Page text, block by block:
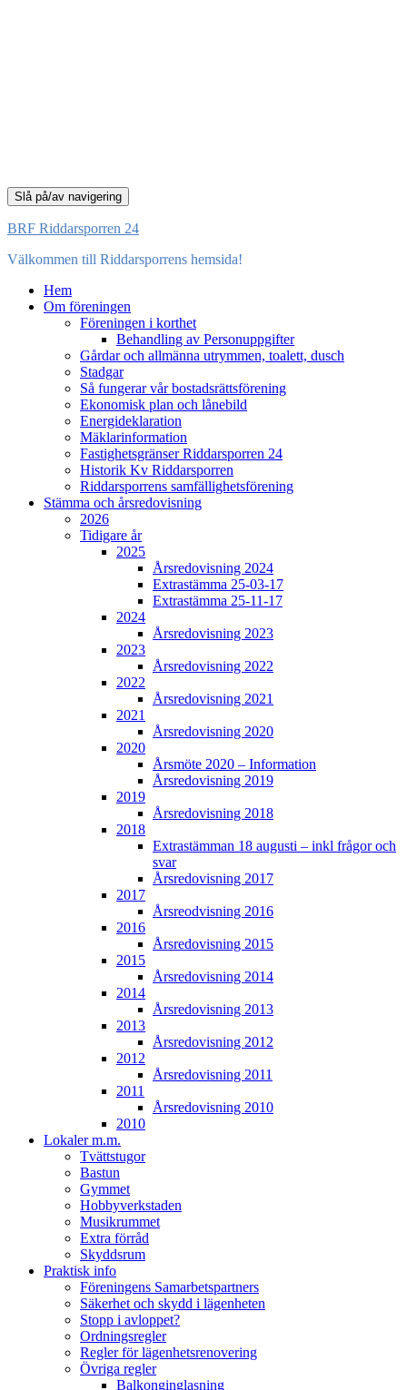
Slå på/av navigering
BRF Riddarsporren 24
Välkommen till Riddarsporrens hemsida!
Hem
Om föreningen
Föreningen i korthet
Behandling av Personuppgifter
Gårdar och allmänna utrymmen, toalett, dusch
Stadgar
Så fungerar vår bostadsrättsförening
Ekonomisk plan och lånebild
Energideklaration
Mäklarinformation
Fastighetsgränser Riddarsporren 24
Historik Kv Riddarsporren
Riddarsporrens samfällighetsförening
Stämma och årsredovisning
2026
Tidigare år
2025
Årsredovisning 2024
Extrastämma 25-03-17
Extrastämma 25-11-17
2024
Årsredovisning 2023
2023
Årsredovisning 2022
2022
Årsredovisning 2021
2021
Årsredovisning 2020
2020
Årsmöte 2020 – Information
Årsredovisning 2019
2019
Årsredovisning 2018
2018
Extrastämman 18 augusti – inkl frågor och
svar
Årsredovisning 2017
2017
Årsreodvisning 2016
2016
Årsredovisning 2015
2015
Årsredovisning 2014
2014
Årsredovisning 2013
2013
Årsredovisning 2012
2012
Årsredovisning 2011
2011
Årsredovisning 2010
2010
Lokaler m.m.
Tvättstugor
Bastun
Gymmet
Hobbyverkstaden
Musikrummet
Extra förråd
Skyddsrum
Praktisk info
Föreningens Samarbetspartners
Säkerhet och skydd i lägenheten
Stopp i avloppet?
Ordningsregler
Regler för lägenhetsrenovering
Övriga regler
Balkonginglasning